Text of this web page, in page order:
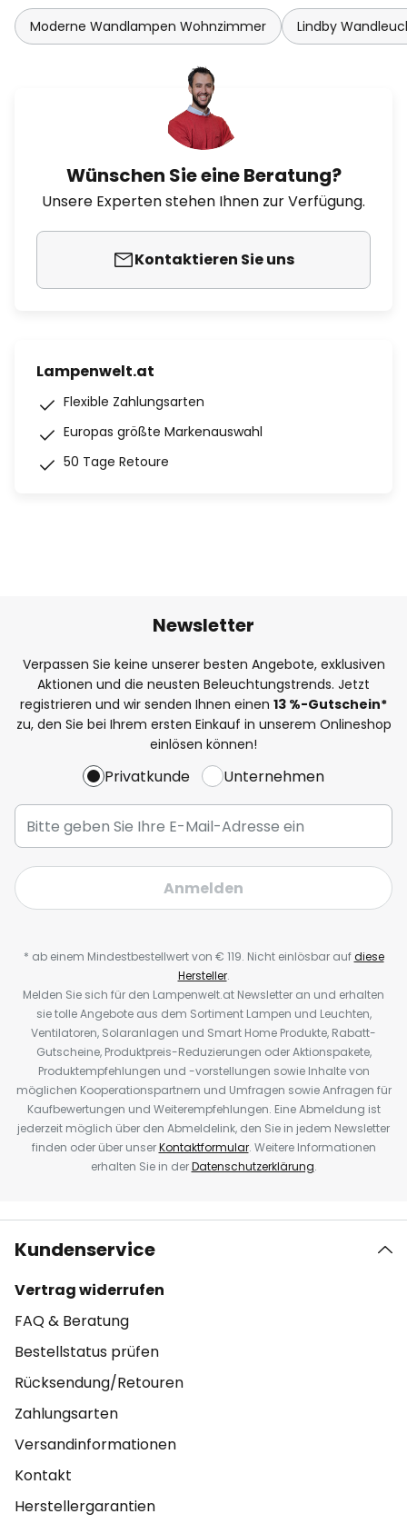
Moderne Wandlampen Wohnzimmer Lindby
Wünschen Sie eine Beratung?
Unsere Experten stehen Ihnen zur Verfügung.
Kontaktieren Sie uns
Lampenwelt.at
Flexible Zahlungsarten
Europas größte Markenauswahl
50 Tage Retoure
Newsletter
Verpassen Sie keine unserer besten Angebote, exklusiven
Aktionen und die neusten Beleuchtungstrends. Jetzt
registrieren und wir senden Ihnen einen 13 %-Gutschein*
zu, den Sie bei Ihrem ersten Einkauf in unserem Onlineshop
einlösen können!
Privatkunde Unternehmen
Anmelden
* ab einem Mindestbestellwert von € 119. Nicht einlösbar aufdiese
Hersteller.
Melden Sie sich für den Lampenwelt.at Newsletter an und erhalten
sie tolle Angebote aus dem Sortiment Lampen und Leuchten,
Ventilatoren, Solaranlagen und Smart Home Produkte, Rabatt-
Gutscheine, Produktpreis-Reduzierungen oder Aktionspakete,
Produktempfehlungen und -vorstellungen sowie Inhalte von
möglichen Kooperationspartnern und Umfragen sowie Anfragen für
Kaufbewertungen und Weiterempfehlungen. Eine Abmeldung ist
jederzeit möglich über den Abmeldelink, den Sie in jedem Newsletter
finden oder über unserKontaktformular. Weitere Informationen
erhalten Sie in derDatenschutzerklärung.
Kundenservice
Vertrag widerrufen
FAQ & Beratung
Bestellstatus prüfen
Rücksendung/Retouren
Zahlungsarten
Versandinformationen
Kontakt
Herstellergarantien